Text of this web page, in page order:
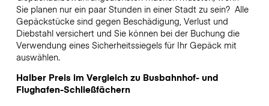
Sie planen nur ein paar Stunden in einer Stadt zu sein? Alle
Gepäckstücke sind gegen Beschädigung, Verlust und
Diebstahl versichert und Sie können bei der Buchung die
Verwendung eines Sicherheitssiegels für Ihr Gepäck mit
auswählen.
Halber Preis im Vergleich zu Busbahnhof- und
Flughafen-Schließfächern